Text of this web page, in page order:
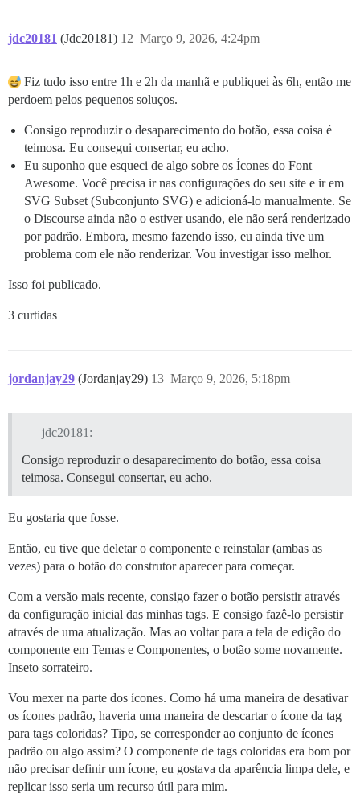
jdc20181 (Jdc20181) Março 9, 2026, 4:24pm
12
Fiz tudo isso entre 1h e 2h da manhã e publiquei às 6h, então me
perdoem pelos pequenos soluços.
Consigo reproduzir o desaparecimento do botão, essa coisa é
teimosa. Eu consegui consertar, eu acho.
Eu suponho que esqueci de algo sobre os Ícones do Font
Awesome. Você precisa ir nas configurações do seu site e ir em
SVG Subset (Subconjunto SVG) e adicioná-lo manualmente. Se
o Discourse ainda não o estiver usando, ele não será renderizado
por padrão. Embora, mesmo fazendo isso, eu ainda tive um
problema com ele não renderizar. Vou investigar isso melhor.
Isso foi publicado.
3 curtidas
jordanjay29 (Jordanjay29) Março 9, 2026, 5:18pm
13
jdc20181:
Consigo reproduzir o desaparecimento do botão, essa coisa
teimosa. Consegui consertar, eu acho.
Eu gostaria que fosse.
Então, eu tive que deletar o componente e reinstalar (ambas as
vezes) para o botão do construtor aparecer para começar.
Com a versão mais recente, consigo fazer o botão persistir através
da configuração inicial das minhas tags. E consigo fazê-lo persistir
através de uma atualização. Mas ao voltar para a tela de edição do
componente em Temas e Componentes, o botão some novamente.
Inseto sorrateiro.
Vou mexer na parte dos ícones. Como há uma maneira de desativar
os ícones padrão, haveria uma maneira de descartar o ícone da tag
para tags coloridas? Tipo, se corresponder ao conjunto de ícones
padrão ou algo assim? O componente de tags coloridas era bom por
não precisar definir um ícone, eu gostava da aparência limpa dele, e
replicar isso seria um recurso útil para mim.